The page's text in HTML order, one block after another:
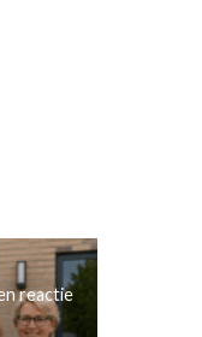
reactie